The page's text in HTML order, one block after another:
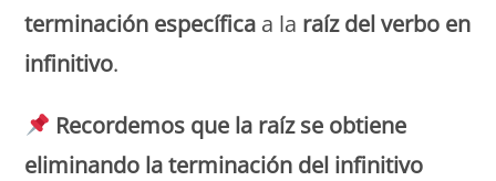
terminación específica a la raíz del verbo en
infinitivo.
Recordemos que la raíz se obtiene
eliminando la terminación del infinitivo